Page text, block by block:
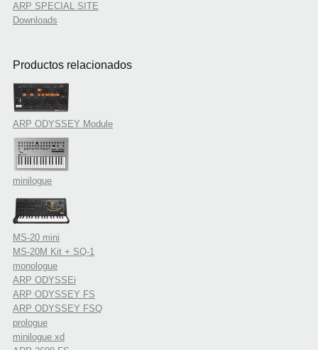
ARP SPECIAL SITE
Downloads
Productos relacionados
ARP ODYSSEY Module
minilogue
MS-20 mini
MS-20M Kit + SQ-1
monologue
ARP ODYSSEi
ARP ODYSSEY FS
ARP ODYSSEY FSQ
prologue
minilogue xd